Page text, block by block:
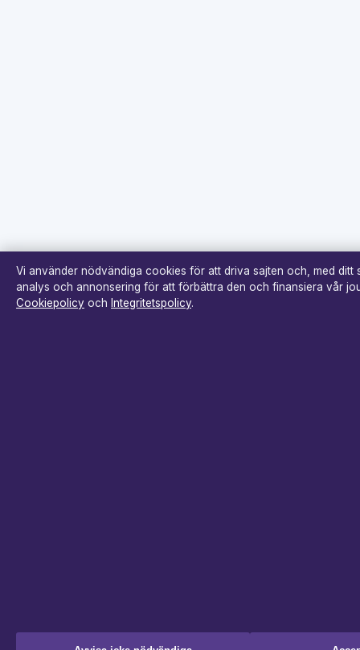
Vi använder nödvändiga cookies för att driva sajten och, med ditt
analys och annonsering för att förbättra den och finansiera vår
Cookiepolicy och Integritetspolicy.